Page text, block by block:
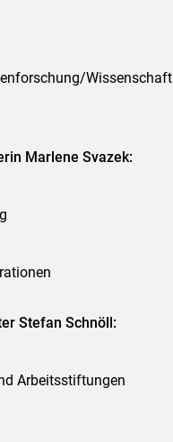
Wissenschaft
Marlene Svazek:
Stefan Schnöll:
Arbeitsstiftungen